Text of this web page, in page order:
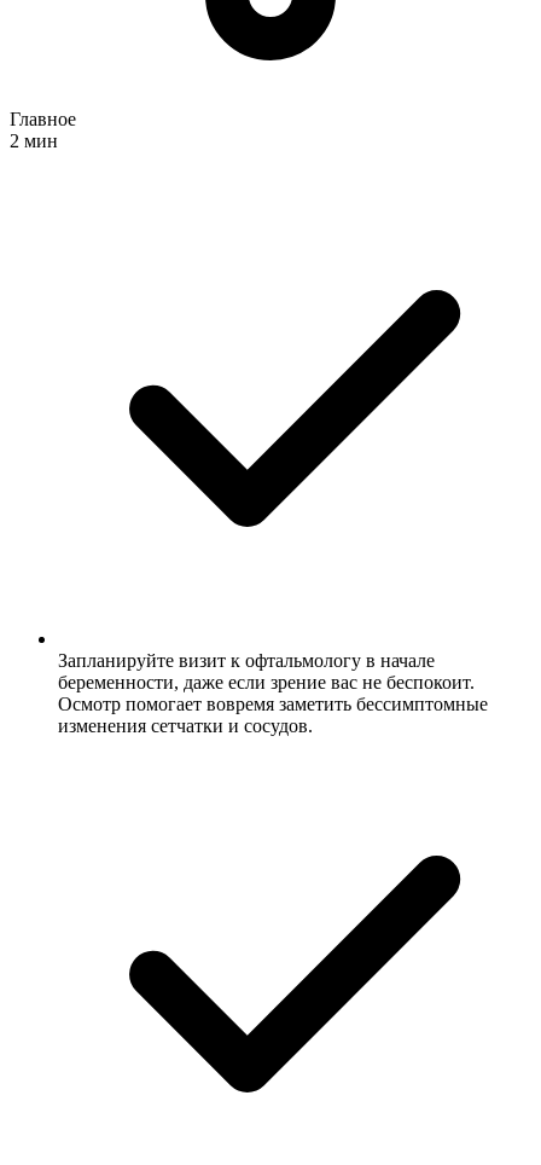
Главное
2 мин
Запланируйте визит к офтальмологу в начале
беременности, даже если зрение вас не беспокоит.
Осмотр помогает вовремя заметить бессимптомные
изменения сетчатки и сосудов.